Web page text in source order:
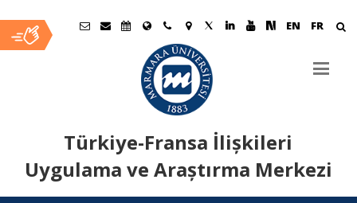
EN FR
Türkiye-Fransa İlișkileri
Uygulama ve Araștırma Merkezi